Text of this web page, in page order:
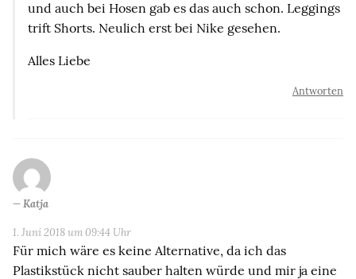
und auch bei Hosen gab es das auch schon. Leggings
trift Shorts. Neulich erst bei Nike gesehen.
Alles Liebe
Antworten
Katja
1. Juni 2018 um 09:44 Uhr
Für mich wäre es keine Alternative, da ich das
Plastikstück nicht sauber halten würde und mir ja eine